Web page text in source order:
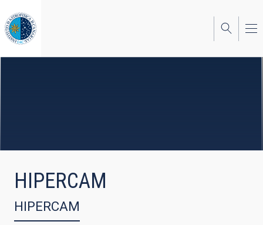
to
main
content
HIPERCAM
HIPERCAM